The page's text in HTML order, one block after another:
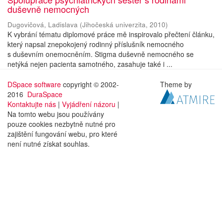
duševně nemocných
Dugovičová, Ladislava (Jihočeská univerzita, 2010)
K vybrání tématu diplomové práce mě inspirovalo přečtení článku,
který napsal znepokojený rodinný příslušník nemocného
s duševním onemocněním. Stigma duševně nemocného se
netýká nejen pacienta samotného, zasahuje také i ...
DSpace software copyright © 2002-
2016 DuraSpace
Kontaktujte nás | Vyjádření názoru |
Na tomto webu jsou používány
pouze cookies nezbytně nutné pro
zajištění fungování webu, pro které
není nutné získat souhlas.
Theme by